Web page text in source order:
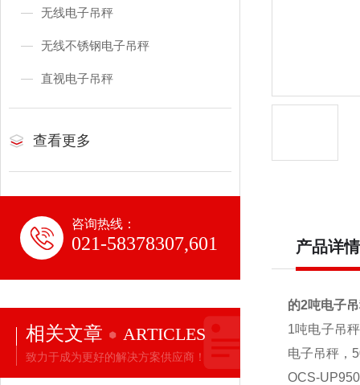
无线电子吊秤
无线不锈钢电子吊秤
直视电子吊秤
查看更多
咨询热线：
021-58378307,601
相关文章 ARTICLES
致力于成为更好的解决方案供应商！
产品详情
的2吨电子
1吨电子吊
电子吊秤，
OCS-